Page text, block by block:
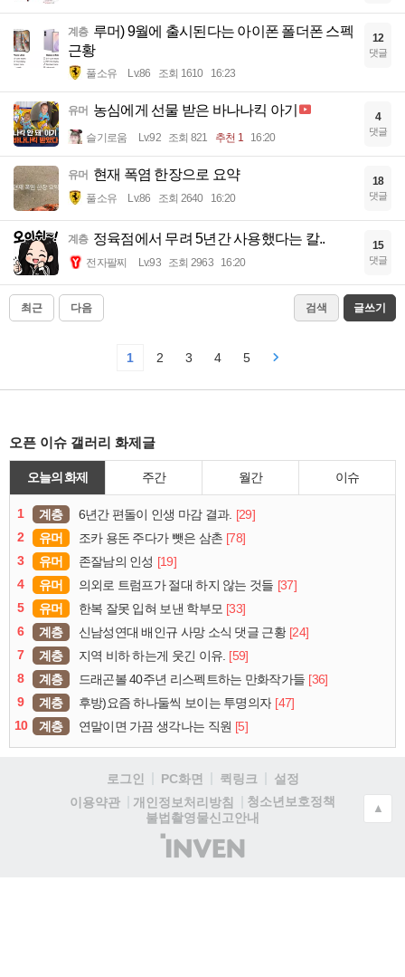
계층 루머) 9월에 출시된다는 아이폰 폴더폰 스펙
근황
풀소유 Lv.86 조회 1610 16:23
12
댓글
유머 농심에게 선물 받은 바나나킥 아기
슬기로움 Lv.92 조회 821 추천 1 16:20
4
댓글
유머 현재 폭염 한장으로 요약
풀소유 Lv.86 조회 2640 16:20
18
댓글
계층 정육점에서 무려 5년간 사용했다는 칼..
전자팔찌 Lv.93 조회 2963 16:20
15
댓글
최근 다음 검색 글쓰기
1 2 3 4 5
오픈 이슈 갤러리 화제글
오늘의 화제 주간 월간 이슈
1 계층 6년간 편돌이 인생 마감 결과. [29]
2
유머 조카 용돈 주다가 뺏은 삼촌 [78]
3
유머 존잘남의 인성 [19]
4
유머 의외로 트럼프가 절대 하지 않는 것들 [37]
5
유머 한복 잘못 입혀 보낸 학부모 [33]
6
계층 신남성연대 배인규 사망 소식 댓글 근황 [24]
7
계층 지역 비하 하는게 웃긴 이유. [59]
8
계층 드래곤볼 40주년 리스펙트하는 만화작가들 [36]
9
계층 후방)요즘 하나둘씩 보이는 투명의자 [47]
10
계층 연말이면 가끔 생각나는 직원 [5]
로그인 PC화면 퀵링크
설정
이용약관
개인정보처리방침
청소년보호정책
불법촬영물신고안내
(주)
인
▲